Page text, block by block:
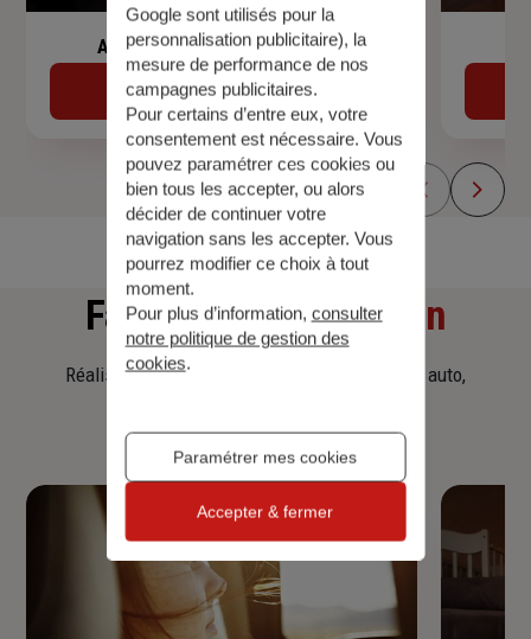
Assurance de prêt immobilier
Découvrir
Faitesune simulation
Réalisez une simulation tarifaire d'assurance, auto,
Google sont utilisés pour la
personnalisation publicitaire), la
mesure de performance de nos
campagnes publicitaires.
Pour certains d’entre eux, votre
consentement est nécessaire. Vous
pouvez paramétrer ces cookies ou
bien tous les accepter, ou alors
décider de continuer votre
navigation sans les accepter. Vous
pourrez modifier ce choix à tout
moment.
Pour plus d’information, consulter
notre politique de gestion des
cookies.
Paramétrer mes cookies
Accepter & fermer